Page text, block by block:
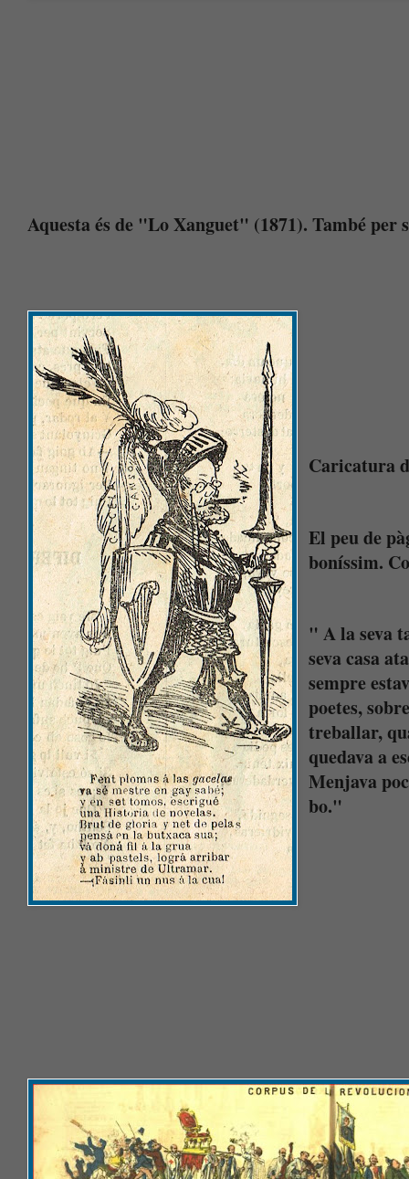
Aquesta és de "Lo Xanguet" (1871). També per
Caricatura
El peu de
boníssim.
" A la seva
seva casa
sempre
poetes,
treballar,
quedava a
Menjava
bo."